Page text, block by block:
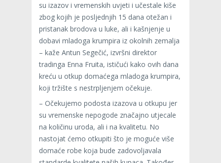
su izazov i vremenskih uvjeti i učestale kiše
zbog kojih je posljednjih 15 dana otežan i
pristanak brodova u luke, ali i kašnjenje u
dobavi mladoga krumpira iz okolnih zemalja
– kaže Antun Segečić, izvršni direktor
tradinga Enna Fruita, ističući kako ovih dana
kreću u otkup domaćega mladoga krumpira,
koji tržište s nestrpljenjem očekuje.
– Očekujemo podosta izazova u otkupu jer
su vremenske nepogode značajno utjecale
na količinu uroda, ali i na kvalitetu. No
nastojat ćemo otkupiti što je moguće više
domaće robe koja bude zadovoljavala